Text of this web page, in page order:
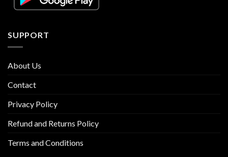
SUPPORT
About Us
Contact
Privacy Policy
Refund and Returns Policy
Terms and Conditions